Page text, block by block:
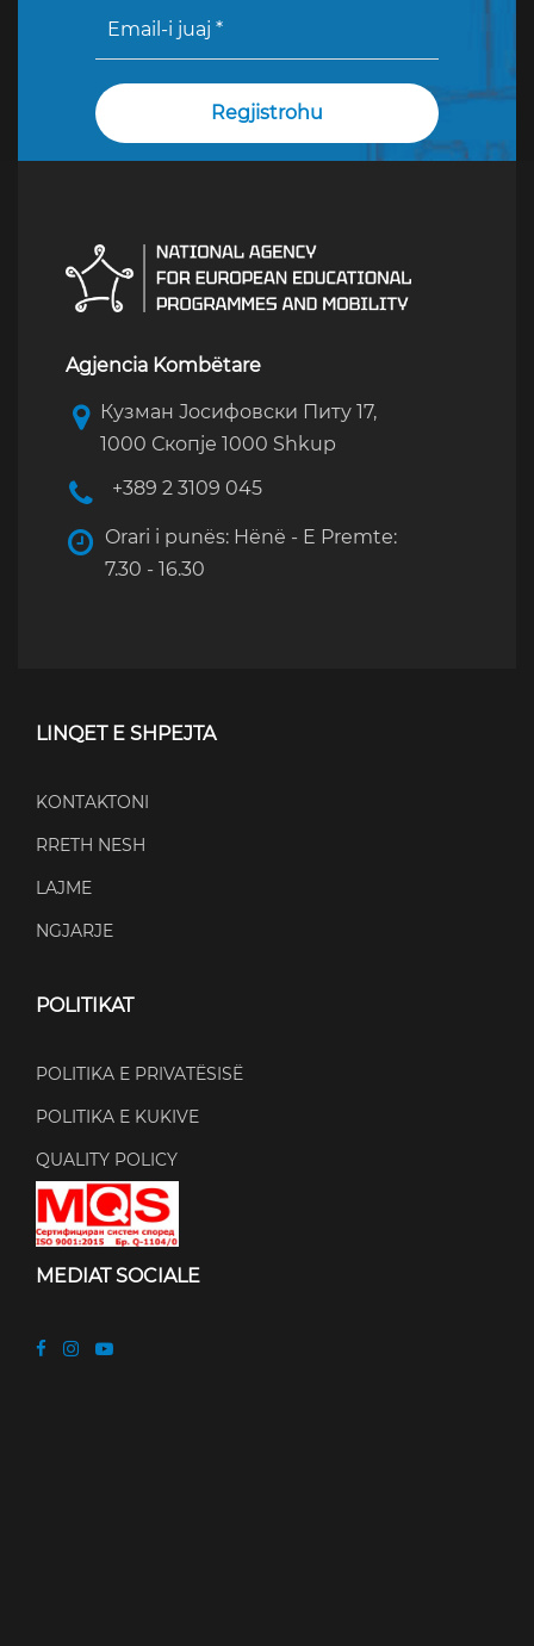
Agjencia Kombëtare
Кузман Јосифовски Питу 17,
1000 Скопје 1000 Shkup
+389 2 3109 045
Orari i punës: Hënë - E Premte:
7.30 - 16.30
LINQET E SHPEJTA
KONTAKTONI
RRETH NESH
LAJME
NGJARJE
POLITIKAT
POLITIKA E PRIVATËSISË
POLITIKA E KUKIVE
QUALITY POLICY
MEDIAT SOCIALE